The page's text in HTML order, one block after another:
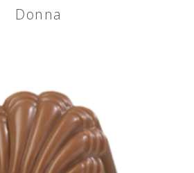
Donna